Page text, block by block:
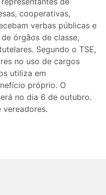
cooperativas,
verbas públicas e
órgãos de classe,
Segundo o TSE,
no uso de cargos
utiliza em
próprio. O
no dia 6 de outubro.
vereadores.